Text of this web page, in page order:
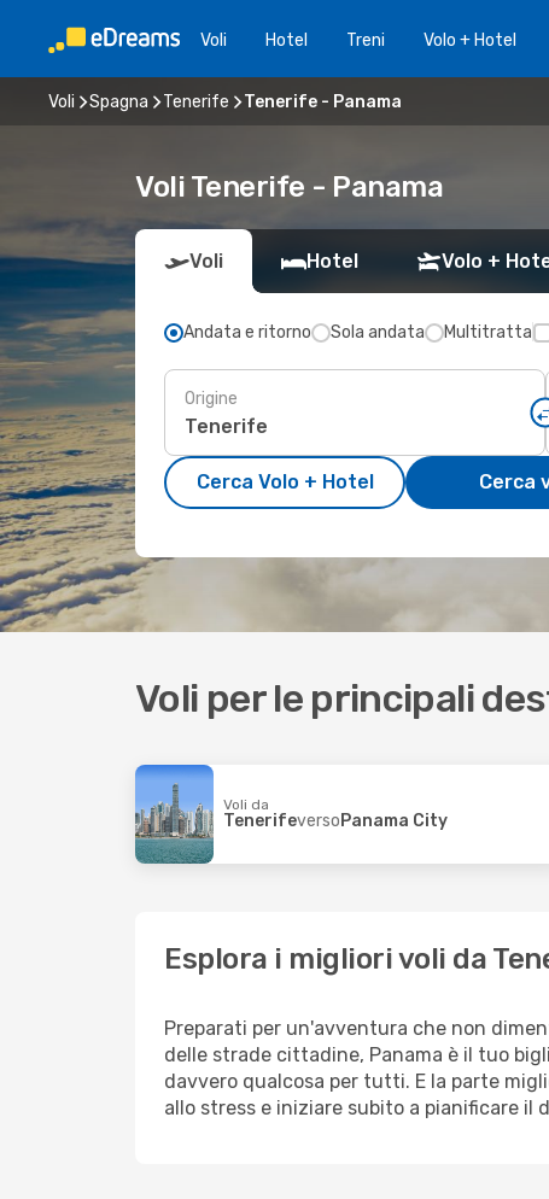
Voli Hotel Treni Volo + Hotel
Voli Spagna Tenerife Tenerife - Panama
Voli Tenerife - Panama
Voli Hotel Volo +
Andata e ritorno Sola andata Multitratta
Origine
Cerca Volo + Hotel Cerca
Voli per le principali
Voli da
TenerifeversoPanama City
Esplora i migliori voli da
Preparati per un'avventura che non
delle strade cittadine, Panama è il tuo
davvero qualcosa per tutti. E la parte
allo stress e iniziare subito a pianificare il